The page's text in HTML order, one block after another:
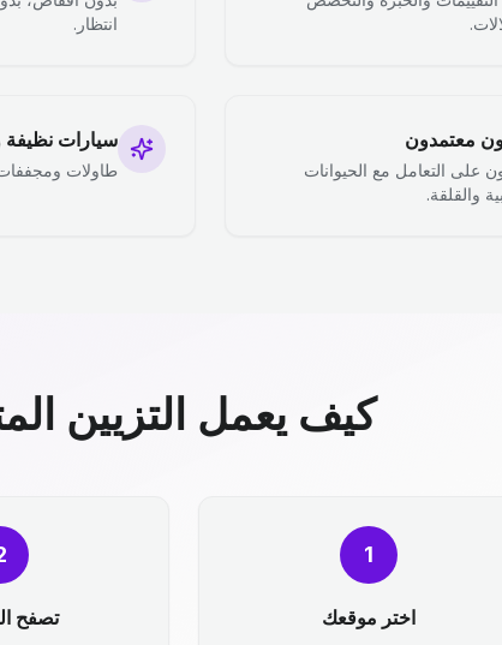
انتظار.
معتمدون
على التعامل مع الحيوانات
والقلقة.
سيارات
طاولات
كيف يعمل التزيين
1
اختر موقعك تصفح